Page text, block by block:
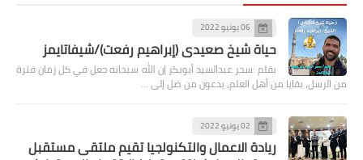
06 يونيو 2022
حياة شيخ صعيدى (إبراهيم رفعت)/شيفاتايمز
بقلم :سحر عبدالسيد أبوبكر إن الله سبحانه جعل في كل زمان فترة
من الرسل، بقايا من أهل العلم، يدعون من ضل إلى …
02 يونيو 2022
ريادة الاعمال والتكنولجيا تقيم ملتقى مستقبل